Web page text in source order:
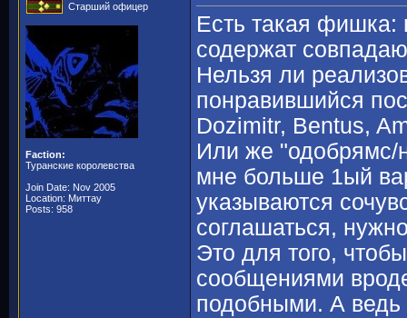
Старший офицер
Faction:
Туранские королевства
Join Date: Nov 2005
Location: Миттау
Posts: 958
Есть такая фишка:
содержат
Нельзя ли
понравившийся
Dozimitr, Bentus,
Или же "одобрямс/
мне больше 1ый
указываются
соглашаться,
Это для того,
сообщениями
подобными. А ведь